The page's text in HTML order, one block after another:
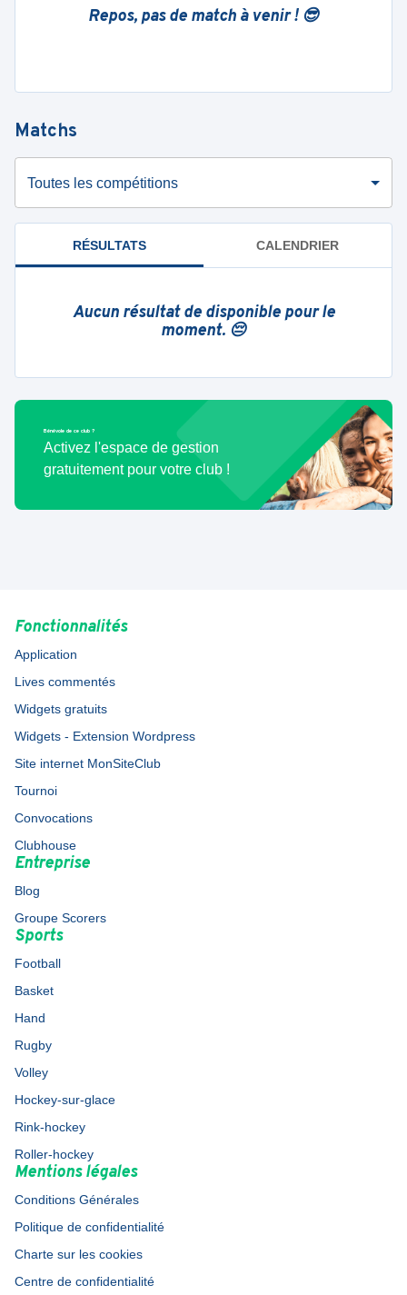
Repos, pas de match à venir ! 😎
Matchs
Toutes les compétitions
RÉSULTATS CALENDRIER
Aucun résultat de disponible pour le
moment. 😔
Bénévole de ce club ?
Activez l'espace de gestion
gratuitement pour votre club !
Fonctionnalités
Application
Lives commentés
Widgets gratuits
Widgets - Extension Wordpress
Site internet MonSiteClub
Tournoi
Convocations
Clubhouse
Entreprise
Blog
Groupe Scorers
Sports
Football
Basket
Hand
Rugby
Volley
Hockey-sur-glace
Rink-hockey
Roller-hockey
Mentions légales
Conditions Générales
Politique de confidentialité
Charte sur les cookies
Centre de confidentialité